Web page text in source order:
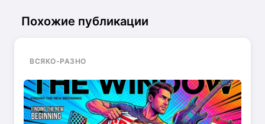
Похожие публикации
ВСЯКО-РАЗНО